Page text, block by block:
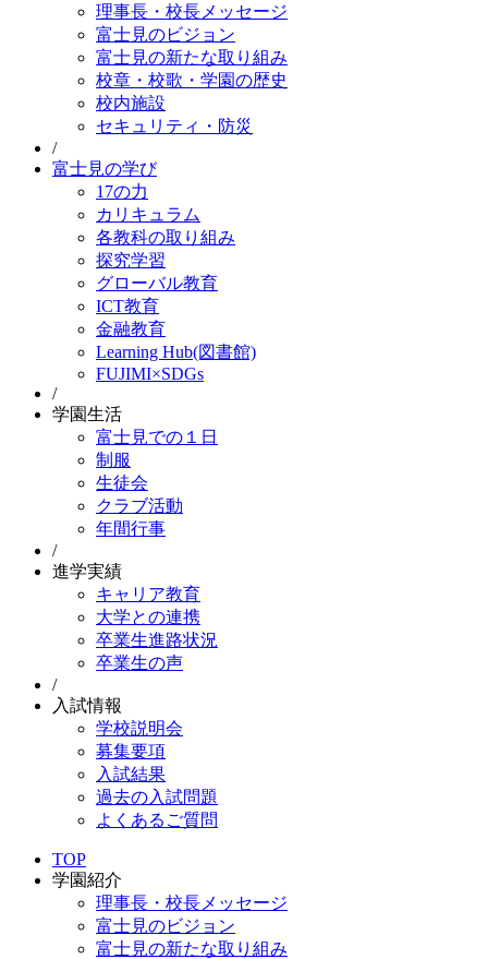
理事長・校長メッセージ
富士見のビジョン
富士見の新たな取り組み
校章・校歌・学園の歴史
校内施設
セキュリティ・防災
/
富士見の学び
17の力
カリキュラム
各教科の取り組み
探究学習
グローバル教育
ICT教育
金融教育
Learning Hub(図書館)
FUJIMI×SDGs
/
学園生活
富士見での１日
制服
生徒会
クラブ活動
年間行事
/
進学実績
キャリア教育
大学との連携
卒業生進路状況
卒業生の声
/
入試情報
学校説明会
募集要項
入試結果
過去の入試問題
よくあるご質問
TOP
学園紹介
理事長・校長メッセージ
富士見のビジョン
富士見の新たな取り組み